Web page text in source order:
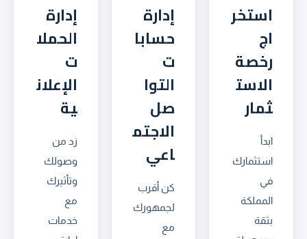
استخر
اج
رخصة
الاست
ثمار
ابدأ
استثمارك
في
المملكة
بثقة
إدارة
حسابا
ت
التوا
صل
الاجتم
اعي
كن أقرب
لجمهورك
مع
إدارة
الحملا
ت
الإعلان
ية
زد من
وصولك
وتأثيرك
مع
خدمات